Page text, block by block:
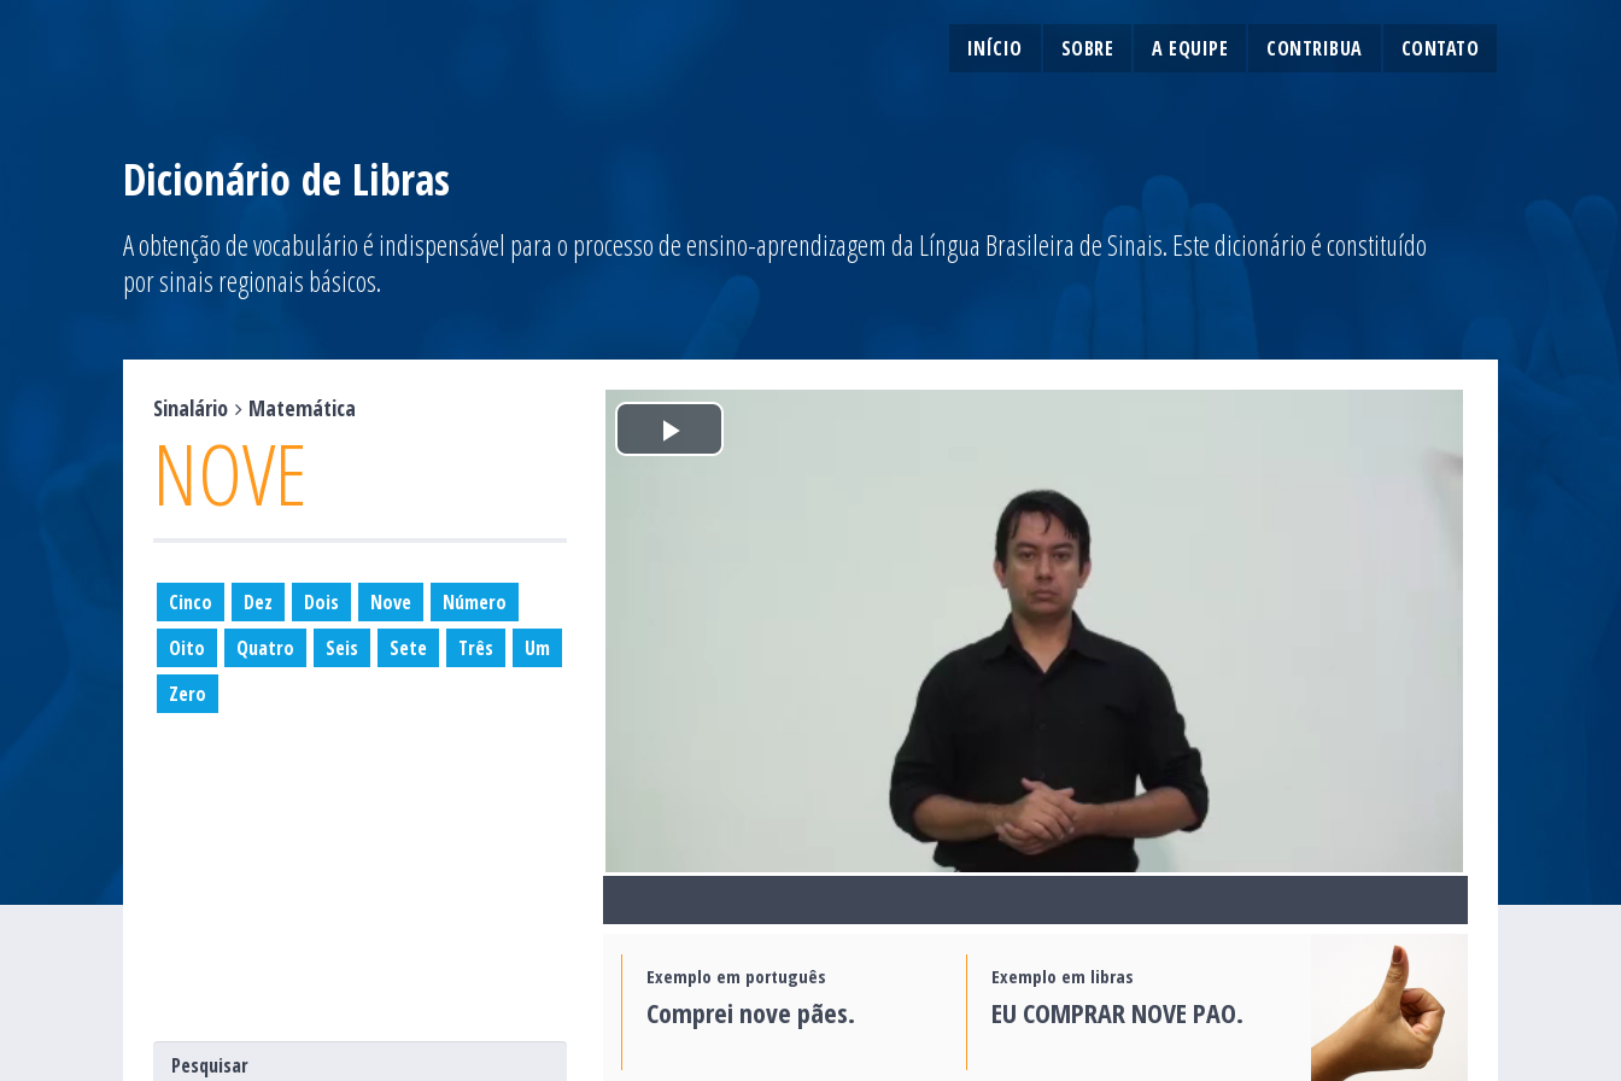
INÍCIO SOBRE A EQUIPE CONTRIBUA CONTATO
Dicionário de Libras
A obtenção de vocabulário é indispensável para o processo de ensino-aprendizagem da Língua Brasileira de Sinais. Este dicionário é constituído
por sinais regionais básicos.
Play
Exemplo em português
Comprei nove pães.
Exemplo em libras
EU COMPRAR NOVE PAO.
Sinalário Matemática
NOVE
Cinco Dez Dois Nove
Número
Oito
Quatro Seis Sete Três
Um
Zero